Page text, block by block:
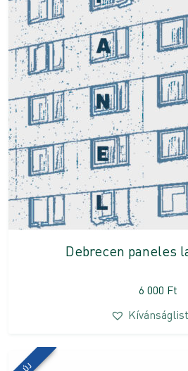
Debrecen paneles
6 000 Ft
ÚJ